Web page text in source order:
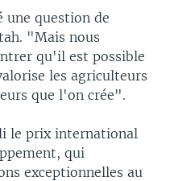
question de
"Mais nous
qu'il est possible
les agriculteurs
que l'on crée".
le prix international
qui
exceptionnelles au